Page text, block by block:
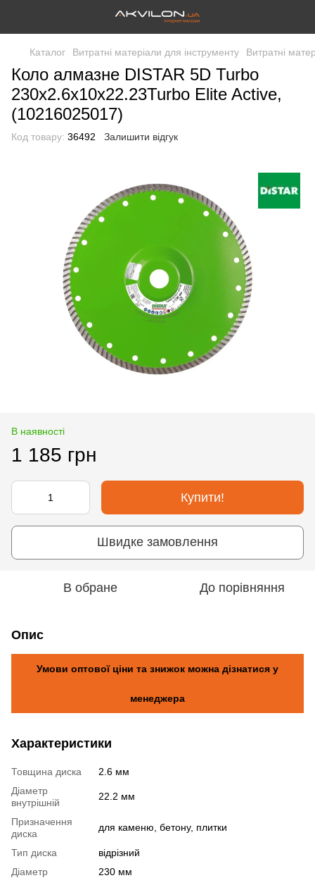
Каталог Витратні матеріали для інструменту Витратні
Коло алмазне DISTAR 5D Turbo
230х2.6х10х22.23Turbo Elite Aсtive,
(10216025017)
Код товару: 36492 Залишити відгук
В наявності
1 185 грн
Купити!
Швидке замовлення
В обране До порівняння
Опис
Умови оптової ціни та знижок можна дізнатися у
менеджера
Характеристики
Товщина диска
2.6 мм
Діаметр
внутрішній
22.2 мм
Призначення
диска
для каменю, бетону, плитки
Тип диска
відрізний
Діаметр
230 мм